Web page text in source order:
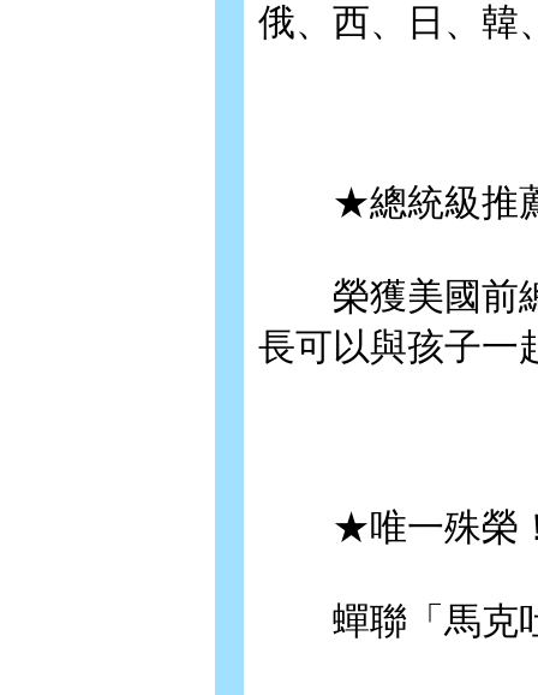
俄、西、日、
★總統級推
榮獲美國前總
長可以與孩子一
★唯一殊榮
蟬聯「馬克吐